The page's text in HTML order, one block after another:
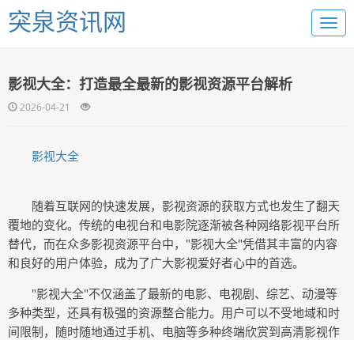
突泉资讯网
影视大全：打造最全最新的影视资源平台解析
2026-04-21
影视大全
随着互联网的快速发展，影视资源的获取方式也发生了翻天
覆地的变化。传统的电视台和电影院逐渐被各种网络影视平台所
替代，而在众多影视资源平台中，"影视大全"凭借其丰富的内容
和良好的用户体验，成为了广大影视爱好者心中的首选。
"影视大全"不仅涵盖了最新的电影、电视剧、综艺、动漫等
多种类型，还具有极强的资源整合能力。用户可以不受地域和时
间限制，随时随地通过手机、电脑等多种终端欣赏到高清影视作